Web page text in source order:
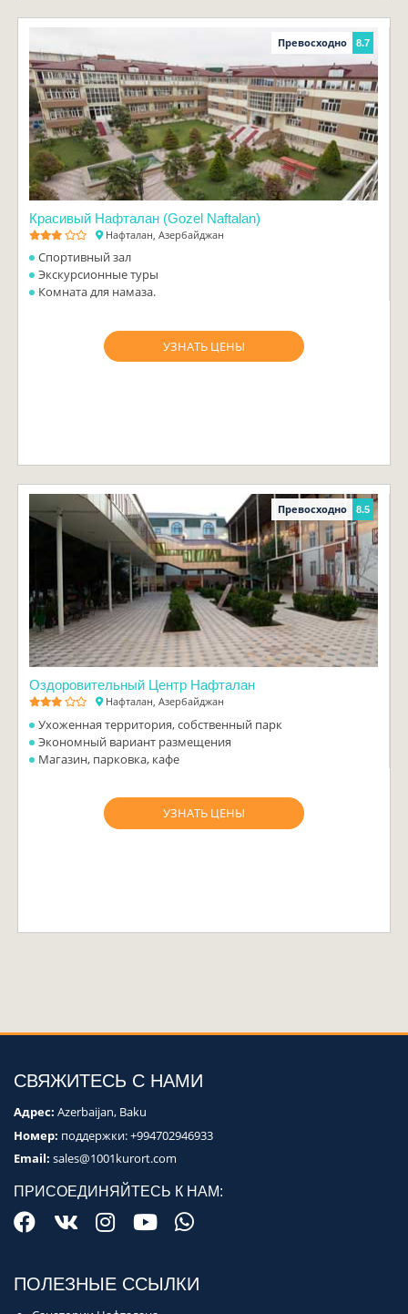
Превосходно 8.7
Красивый Нафталан (Gozel Naftalan)
Нафталан, Азербайджан
Спортивный зал
Экскурсионные туры
Комната для намаза.
УЗНАТЬ ЦЕНЫ
Превосходно 8.5
Оздоровительный Центр Нафталан
Нафталан, Азербайджан
Ухоженная территория, собственный парк
Экономный вариант размещения
Магазин, парковка, кафе
УЗНАТЬ ЦЕНЫ
СВЯЖИТЕСЬ С НАМИ
Адрес: Azerbaijan, Baku
Номер: поддержки:+994702946933
Email: sales@1001kurort.com
ПРИСОЕДИНЯЙТЕСЬ К НАМ:
ПОЛЕЗНЫЕ ССЫЛКИ